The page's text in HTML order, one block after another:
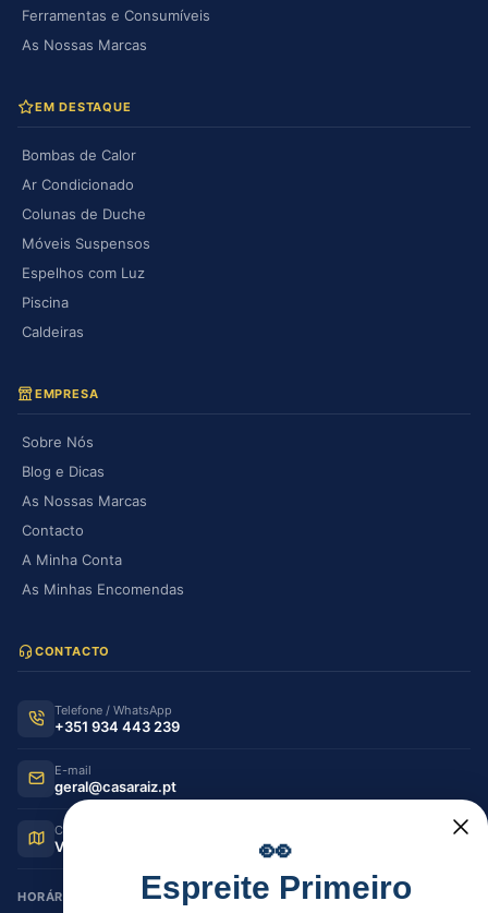
Ferramentas e Consumíveis
As Nossas Marcas
EM DESTAQUE
Bombas de Calor
Ar Condicionado
Colunas de Duche
Móveis Suspensos
Espelhos com Luz
Piscina
Caldeiras
EMPRESA
Sobre Nós
Blog e Dicas
As Nossas Marcas
Contacto
A Minha Conta
As Minhas Encomendas
CONTACTO
Telefone / WhatsApp
+351 934 443 239
E-mail
geral@casaraiz.pt
Como chegar
Ver no Google Maps
HORÁRIO DE FUNCIONAMENTO
👀
Espreite Primeiro